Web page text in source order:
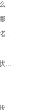
...
...
...
...